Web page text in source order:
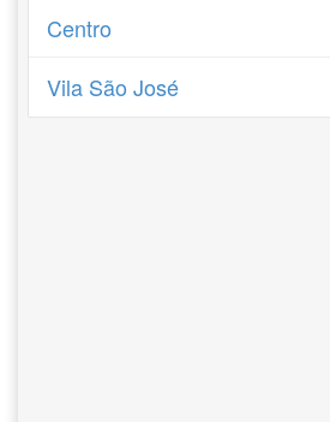
Centro
Vila São José